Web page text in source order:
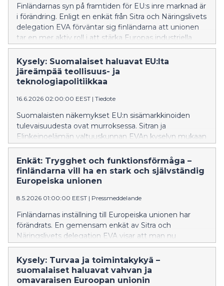
Finländarnas syn på framtiden för EU:s inre marknad är
i förändring. Enligt en enkät från Sitra och Näringslivets
delegation EVA förväntar sig finländarna att unionen
tar en mer aktiv roll i att stärka Europas industriella
grund, teknologiska konkurrenskraft och
försörjningsberedskap. Man är också beredd att betala
för ökad självförsörjning, så länge konkurrensen inom
EU är rättvis.
Kysely: Suomalaiset haluavat EU:lta
järeämpää teollisuus- ja
teknologiapolitiikkaa
16.6.2026 02:00:00 EEST | Tiedote
Suomalaisten näkemykset EU:n sisämarkkinoiden
tulevaisuudesta ovat murroksessa. Sitran ja
Elinkeinoelämän valtuuskunnan EVAn kyselyn mukaan
suomalaiset odottavat unionilta aiempaa
aktiivisempaa roolia Euroopan teollisen perustan,
teknologisen kilpailukyvyn ja huoltovarmuuden
vahvistamisessa. Omavaraisuudesta ollaan myös
reilua.
Enkät: Trygghet och funktionsförmåga –
finländarna vill ha en stark och självständig
Europeiska unionen
8.5.2026 01:00:00 EEST | Pressmeddelande
Finländarnas inställning till Europeiska unionen har
förändrats. En gemensam enkät av Sitra och
Näringslivets delegation EVA visar att man nu
förväntar sig att unionen kan skydda sina
medlemsländer, minska skadliga beroenden och agera
i en turbulent världspolitisk situation.
Kysely: Turvaa ja toimintakykyä –
suomalaiset haluavat vahvan ja
omavaraisen Euroopan unionin